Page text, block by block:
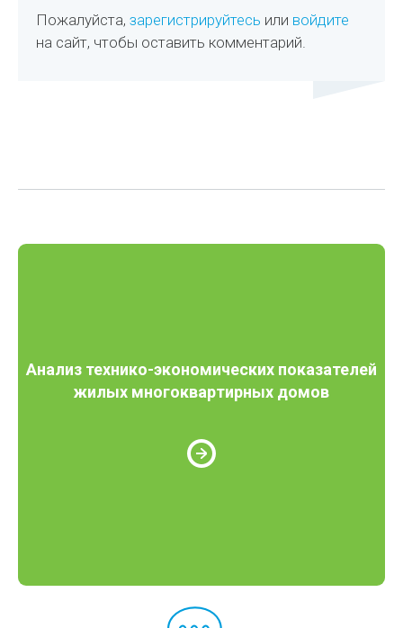
Пожалуйста,зарегистрируйтесь или войдите
на сайт, чтобы оставить комментарий.
Анализ технико-экономических показателей
жилых многоквартирных домов